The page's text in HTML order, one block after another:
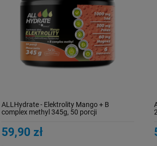
ALLHydrate - Elektrolity Mango + B
complex methyl 345g, 50 porcji
59,90 zł